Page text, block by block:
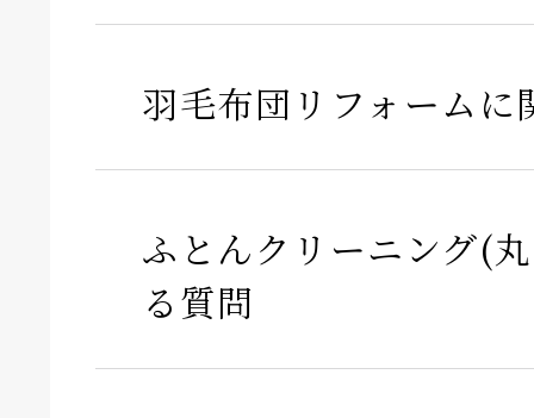
羽毛布団リフォームに
ふとんクリーニング(
る質問